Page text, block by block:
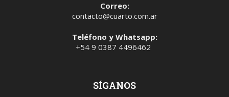
Correo:
contacto@cuarto.com.ar
Teléfono y Whatsapp:
+54 9 0387 4496462
SÍGANOS